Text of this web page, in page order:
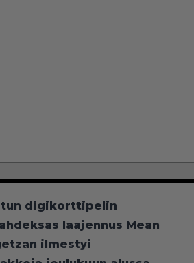
digikorttipelin
laajennus Mean
ilmestyi